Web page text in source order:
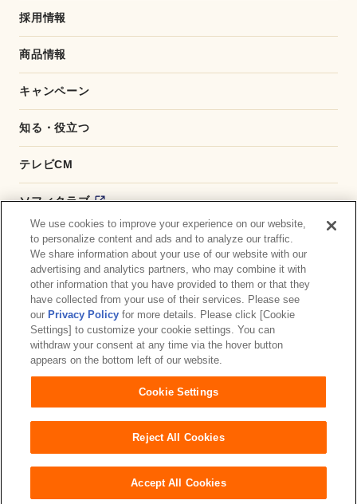
採用情報
商品情報
キャンペーン
知る・役立つ
テレビCM
ソフィクラブ
かんたん応募サービス
ダイレクトショップ
商品取扱い店舗検索
お問い合わせ サイトマップ ウェブサイト利用規約
プライバシーポリシー 障がいの表記について
Copyright© Unicharm Corporation
We use cookies to improve your experience on our website,
to personalize content and ads and to analyze our traffic.
We share information about your use of our website with our
advertising and analytics partners, who may combine it with
other information that you have provided to them or that they
have collected from your use of their services. Please see
our Privacy Policy for more details. Please click [Cookie
Settings] to customize your cookie settings. You can
withdraw your consent at any time via the hover button
appears on the bottom left of our website.
Cookie Settings
Reject All Cookies
Accept All Cookies